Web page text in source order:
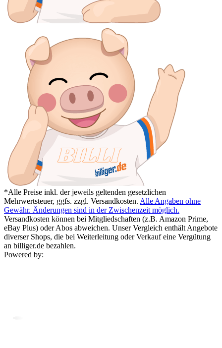
*Alle Preise inkl. der jeweils geltenden gesetzlichen
Mehrwertsteuer, ggfs. zzgl. Versandkosten. Alle Angaben ohne
Gewähr. Änderungen sind in der Zwischenzeit möglich.
Versandkosten können bei Mitgliedschaften (z.B. Amazon Prime,
eBay Plus) oder Abos abweichen. Unser Vergleich enthält Angebote
diverser Shops, die bei Weiterleitung oder Verkauf eine Vergütung
an billiger.de bezahlen.
Powered by: